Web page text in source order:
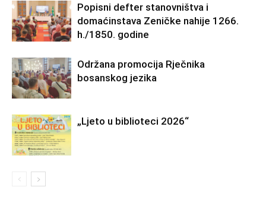
Popisni defter stanovništva i
domaćinstava Zeničke nahije 1266.
h./1850. godine
Održana promocija Rječnika
bosanskog jezika
„Ljeto u biblioteci 2026“